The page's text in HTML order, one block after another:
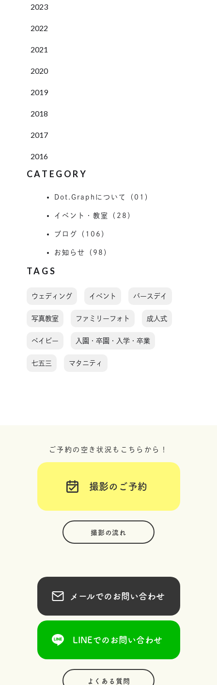
2023
2022
2021
2020
2019
2018
2017
2016
CATEGORY
Dot.Graphについて（01）
イベント・教室（28）
ブログ（106）
お知らせ（98）
TAGS
ウェディング イベント バースデイ
写真教室 ファミリーフォト 成人式
ベイビー 入園・卒園・入学・卒業
七五三 マタニティ
ご予約の空き状況もこちらから！
撮影のご予約
撮影の流れ
メールでのお問い合わせ
LINEでのお問い合わせ
よくある質問